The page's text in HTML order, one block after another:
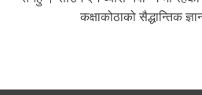
कक्षाकोठाको सैद्धान्तिक